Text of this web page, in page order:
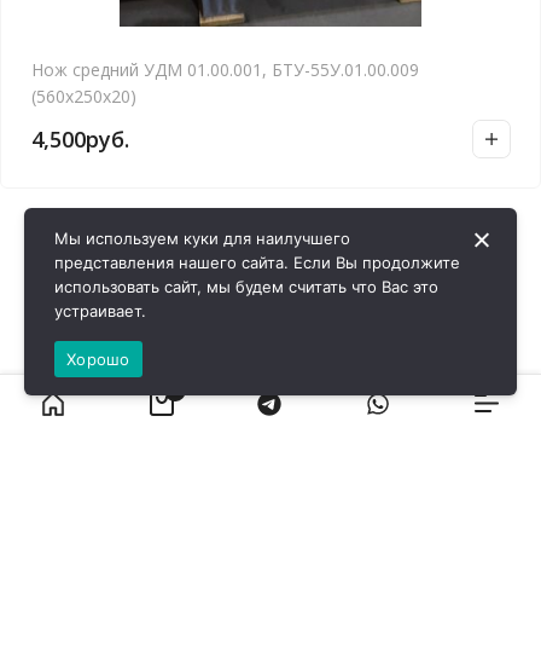
Нож средний УДМ 01.00.001, БТУ-55У.01.00.009
(560х250х20)
4,500руб.
Мы используем куки для наилучшего
представления нашего сайта. Если Вы продолжите
использовать сайт, мы будем считать что Вас это
устраивает.
Хорошо